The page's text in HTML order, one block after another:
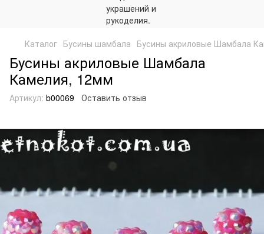
Каталог Бусины шамбала Бусины акриловые Шамбала
Бусины акриловые Шамбала
Камелия, 12мм
Артикул: b00069 Оставить отзыв